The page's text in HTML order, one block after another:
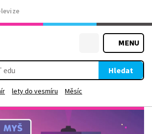
MENU
Hledat
lety do vesmíru Měsíc